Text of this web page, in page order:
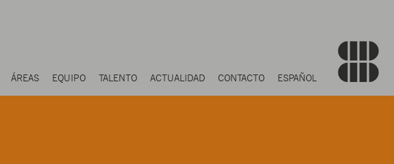
ÁREAS EQUIPO TALENTO ACTUALIDAD CONTACTO ESPAÑOL